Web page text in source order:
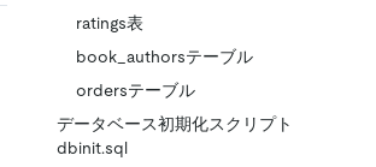
ratings表
book_authorsテーブル
ordersテーブル
データベース初期化スクリプト
dbinit.sql